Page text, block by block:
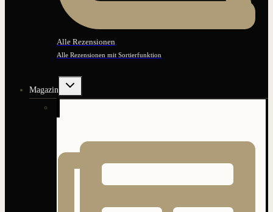
Alle Rezensionen
Alle Rezensionen mit Sortierfunktion
Magazin
Untermenü
umschalten